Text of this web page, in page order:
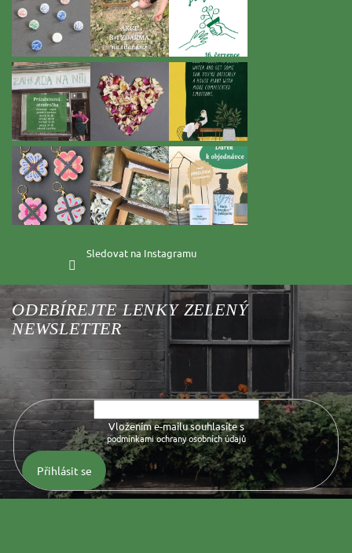
Sledovat na Instagramu
Vložte svůj e-mail a my vám budeme zasílat informace o nových
produktech na našem e-shopu.
Vložením e-mailu souhlasíte s
podmínkami ochrany osobních údajů
Přihlásit se